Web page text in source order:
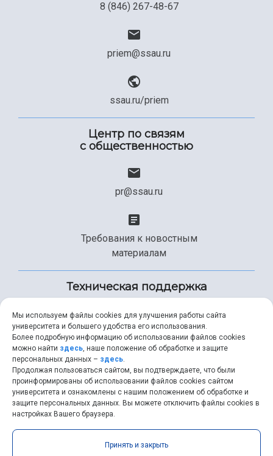
8 (846) 267-48-67
priem@ssau.ru
ssau.ru/priem
Центр по связям
с общественностью
pr@ssau.ru
Требования к новостным
материалам
Техническая поддержка
+7 (846) 267-49-99
help@ssau.ru
Самарский университет © 2026 |ssau.ru
Мы используем файлы cookies для улучшения работы сайта
университета и большего удобства его использования.
Более подробную информацию об использовании файлов cookies
можно найти здесь, наше положение об обработке и защите
персональных данных – здесь.
Продолжая пользоваться сайтом, вы подтверждаете, что были
проинформированы об использовании файлов cookies сайтом
университета и ознакомлены с нашим положением об обработке и
защите персональных данных. Вы можете отключить файлы cookies в
настройках Вашего браузера.
Принять и закрыть